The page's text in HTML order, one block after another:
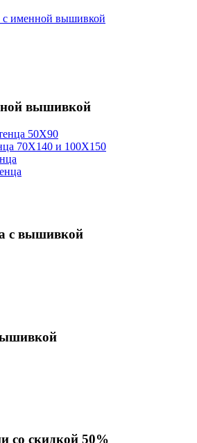
именной вышивкой
вышивкой
50Х90
70Х140 и 100Х150
с вышивкой
со скидкой 50%